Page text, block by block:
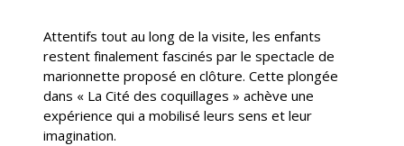
Attentifs tout au long de la visite, les enfants
restent finalement fascinés par le spectacle de
marionnette proposé en clôture. Cette plongée
dans « La Cité des coquillages » achève une
expérience qui a mobilisé leurs sens et leur
imagination.